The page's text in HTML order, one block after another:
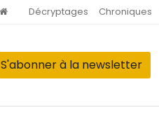
Décryptages Chroniques
S'abonner à la newsletter